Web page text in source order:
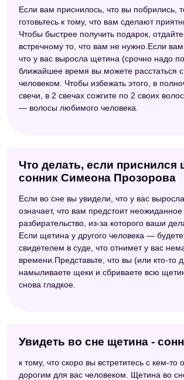
Если вам приснилось, что вы побрились,
готовьтесь к тому, что вам сделают
Чтобы быстрее получить подарок,
встречному то, что вам не нужно.Если
что у вас выросла щетина (срочно надо
ближайшее время вы можете расстаться
человеком. Чтобы избежать этого, в
свечи, в 2 свечах сожгите по 2 своих
— волосы любимого человека.
Что делать, если приснился
сонник Симеона Прозорова
Если во сне вы увидели, что у вас
означает, что вам предстоит
разбирательство, из-за которого ваши
Если щетина у другого человека — будете
свидетелем в суде, что отнимет у вас
времени.Представьте, что вы (или кто-то
намыливаете щеки и сбриваете всю
снова гладкое.
Увидеть во сне щетина -
к тому, что скоро вы встретитесь с кем-
дорогим для вас человеком. Щетина во